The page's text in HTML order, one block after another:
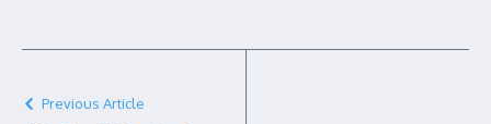
Previous Article